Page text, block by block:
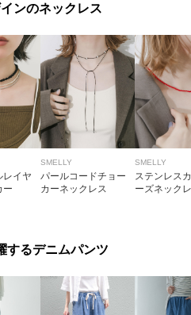
ンのネックレス
レイヤ
ー
SMELLY
パールコードチョー
カーネックレス
SMELLY
ステンレス
ーズネック
するデニムパンツ